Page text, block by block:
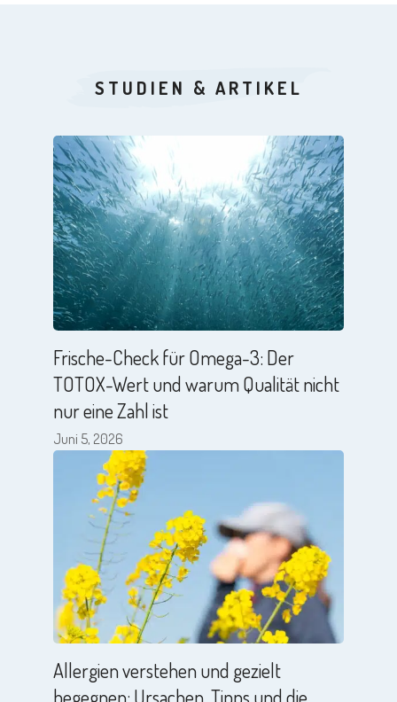
STUDIEN & ARTIKEL
Frische-Check für Omega-3: Der
TOTOX-Wert und warum Qualität nicht
nur eine Zahl ist
Juni 5, 2026
Allergien verstehen und gezielt
begegnen: Ursachen, Tipps und die